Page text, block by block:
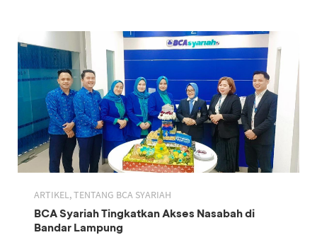
ARTIKEL, TENTANG BCA SYARIAH
BCA Syariah Tingkatkan Akses Nasabah di
Bandar Lampung